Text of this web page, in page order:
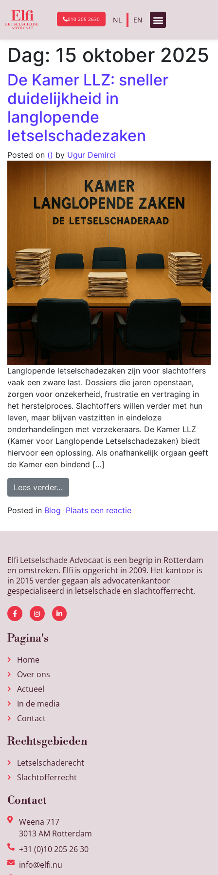
NL EN
010 205 2630
Dag: 15 oktober 2025
De Kamer LLZ: sneller
duidelijkheid in
langlopende
letselschadezaken
Posted on () by Ugur Demirci
Langlopende letselschadezaken zijn voor slachtoffers
vaak een zware last. Dossiers die jaren openstaan,
zorgen voor onzekerheid, frustratie en vertraging in
het herstelproces. Slachtoffers willen verder met hun
leven, maar blijven vastzitten in eindeloze
onderhandelingen met verzekeraars. De Kamer LLZ
(Kamer voor Langlopende Letselschadezaken) biedt
hiervoor een oplossing. Als onafhankelijk orgaan geeft
de Kamer een bindend […]
Lees verder…
Posted in Blog Plaats een reactie
Elfi Letselschade Advocaat is een begrip in Rotterdam
en omstreken. Elfi is opgericht in 2009. Het kantoor is
in 2015 verder gegaan als advocatenkantoor
gespecialiseerd in letselschade en slachtofferrecht.
Pagina's
Home
Over ons
Actueel
In de media
Contact
Rechtsgebieden
Letselschaderecht
Slachtofferrecht
Contact
Weena 717
3013 AM Rotterdam
+31 (0)10 205 26 30
info@elfi.nu